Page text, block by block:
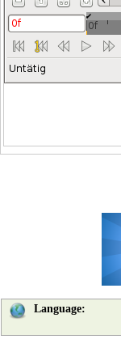
Language: